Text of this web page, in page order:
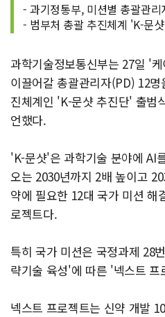
- 과기정통부, 미션별 총괄관
- 범부처 총괄 추진체계 'K-문
과학기술정보통신부는 27일 '
이끌어갈 총괄관리자(PD) 12
진체계인 'K-문샷 추진단' 출범
언했다.
'K-문샷'은 과학기술 분야에 AI
오는 2030년까지 2배 높이고
약에 필요한 12대 국가 미션 해
로젝트다.
특히 국가 미션은 국정과제 28
략기술 육성'에 따른 '넥스트
넥스트 프로젝트는 신약 개발